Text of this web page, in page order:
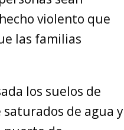
violento que
las familias
los suelos de
de agua y